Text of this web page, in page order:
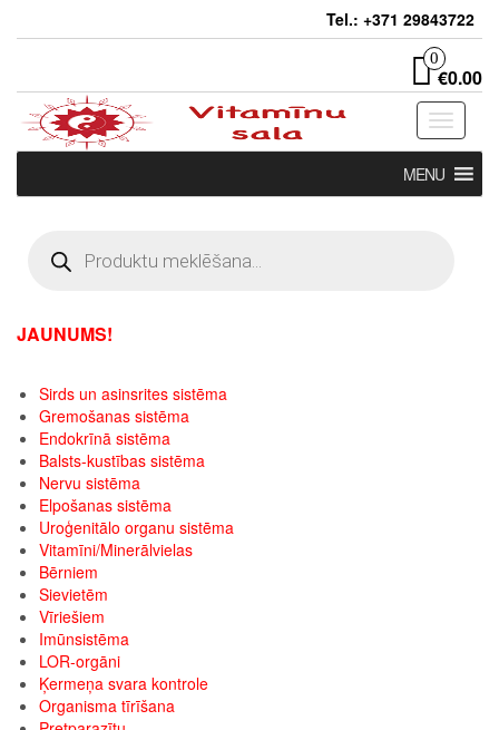
Tel.: +371 29843722
0
€0.00
Toggle
MENU
search
JAUNUMS!
Sirds un asinsrites sistēma
Gremošanas sistēma
Endokrīnā sistēma
Balsts-kustības sistēma
Nervu sistēma
Elpošanas sistēma
Uroģenitālo organu sistēma
Vitamīni/Minerālvielas
Bērniem
Sievietēm
Vīriešiem
Imūnsistēma
LOR-orgāni
Ķermeņa svara kontrole
Organisma tīrīšana